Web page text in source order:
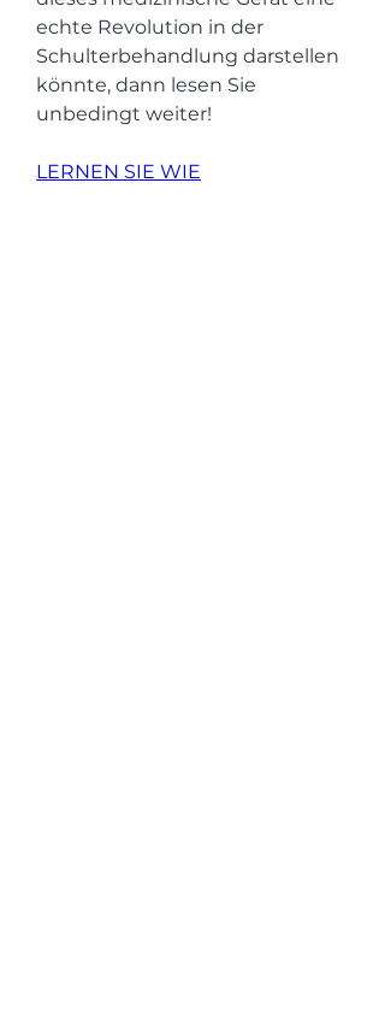
echte Revolution in der
Schulterbehandlung darstellen
könnte, dann lesen Sie
unbedingt weiter!
LERNEN SIE WIE